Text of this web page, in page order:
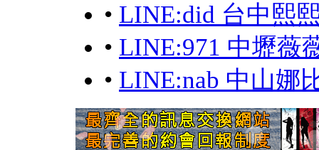
• LINE:did 台中熙
• LINE:971 中壢薇
• LINE:nab 中山娜